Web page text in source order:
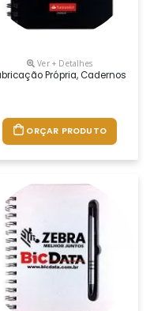
Do Seu Jeito.tamanhos
Ver + Detalhes
Própria, Cadernos
ORÇAR PRODUTO